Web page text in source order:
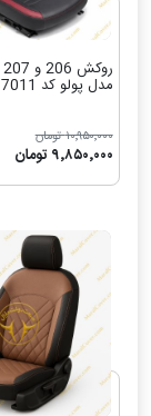
مدل پولو کد 7011
۱۰٬۹۵۰٬۰۰۰ تومان
۹٬۸۵۰٬۰۰۰ تومان